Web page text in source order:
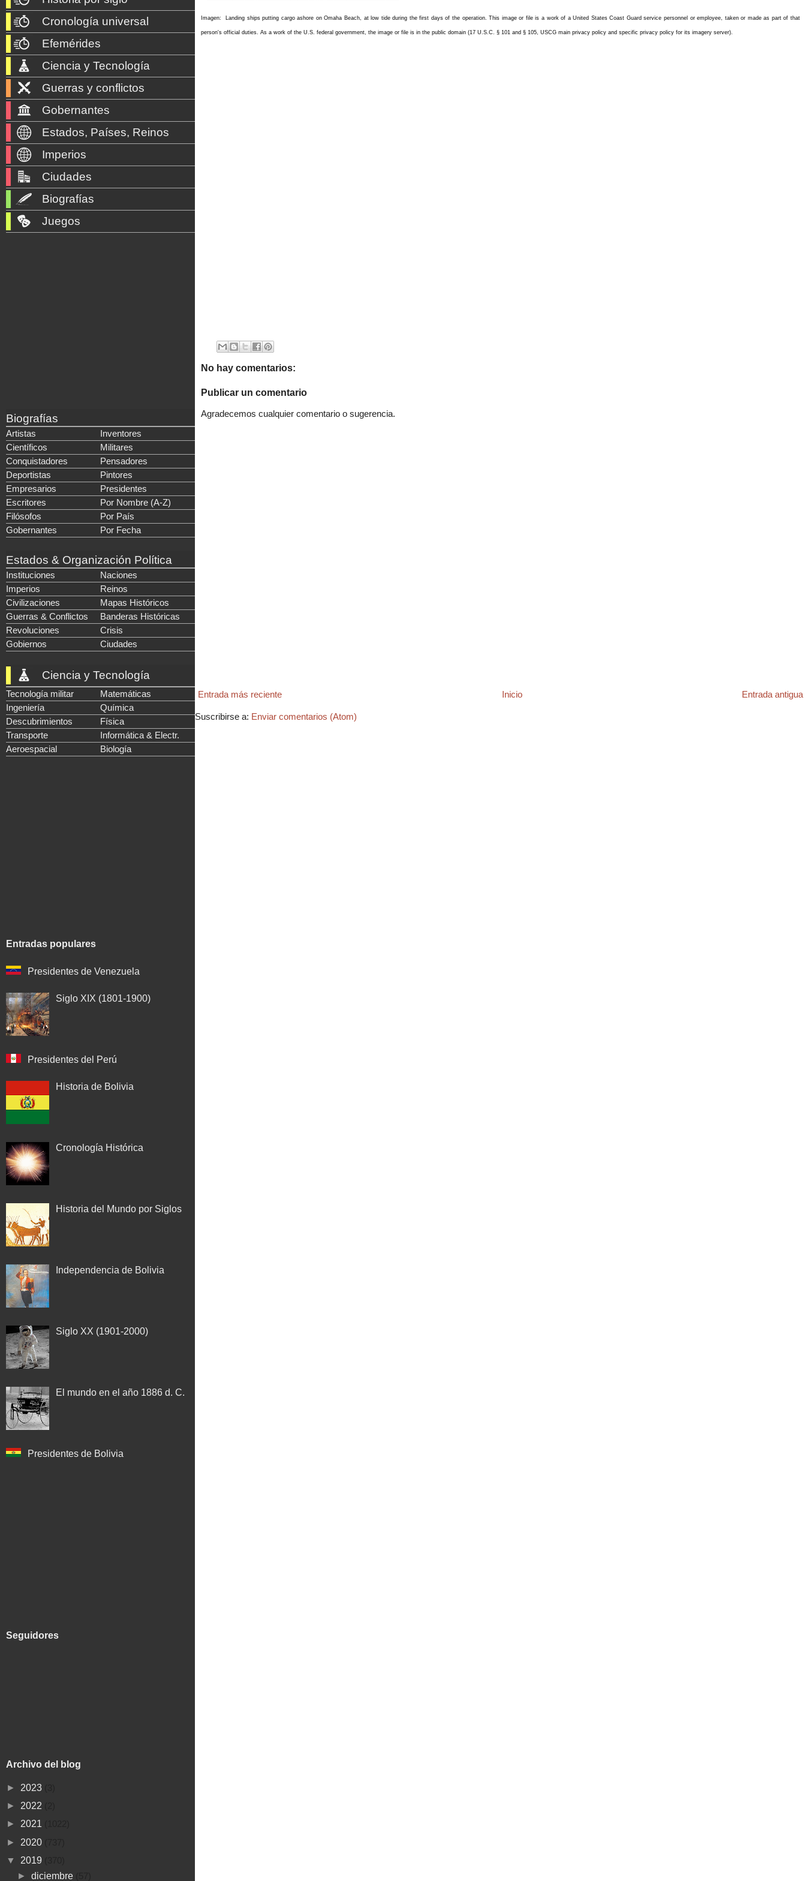
Imagen: Landing ships putting cargo ashore on Omaha Beach, at low tide during the first days of the operation.This image or file is a work of a United States Coast Guard service personnel or employee, taken or made as part of that
person's official duties. As a work of the U.S. federal government, the image or file is in the public domain (17 U.S.C. § 101 and § 105, USCG main privacy policy and specific privacy policy for its imagery server).
No hay comentarios:
Publicar un comentario
Agradecemos cualquier comentario o sugerencia.
Entrada más reciente Entrada antigua
Inicio
Suscribirse a: Enviar comentarios (Atom)
Cronología universal
Efemérides
Ciencia y Tecnología
Guerras y conflictos
Gobernantes
Estados, Países, Reinos
Imperios
Ciudades
Biografías
Juegos
Biografías
Artistas
Inventores
Científicos
Militares
Conquistadores
Pensadores
Deportistas
Pintores
Empresarios
Presidentes
Escritores
Por Nombre (A-Z)
Filósofos
Por País
Gobernantes
Por Fecha
Estados & Organización Política
Instituciones
Naciones
Imperios
Reinos
Civilizaciones
Mapas Históricos
Guerras & Conflictos
Banderas Históricas
Revoluciones
Crisis
Gobiernos
Ciudades
Ciencia y Tecnología
Tecnología militar
Matemáticas
Ingeniería
Química
Descubrimientos
Física
Transporte
Informática & Electr.
Aeroespacial
Biología
Entradas populares
Presidentes de Venezuela
Siglo XIX (1801-1900)
Presidentes del Perú
Historia de Bolivia
Cronología Histórica
Historia del Mundo por Siglos
Independencia de Bolivia
Siglo XX (1901-2000)
El mundo en el año 1886 d. C.
Presidentes de Bolivia
Seguidores
Archivo del blog
► 2023
► 2022
► 2021
► 2020
▼ 2019
► diciembre